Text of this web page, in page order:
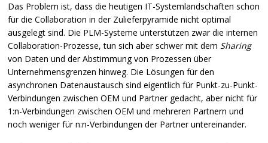
Das Problem ist, dass die heutigen IT-Systemlandschaften schon
für die Collaboration in der Zulieferpyramide nicht optimal
ausgelegt sind. Die PLM-Systeme unterstützen zwar die internen
Collaboration-Prozesse, tun sich aber schwer mit dem Sharing
von Daten und der Abstimmung von Prozessen über
Unternehmensgrenzen hinweg. Die Lösungen für den
asynchronen Datenaustausch sind eigentlich für Punkt-zu-Punkt-
Verbindungen zwischenOEM und Partner gedacht, aber nicht für
1:n-Verbindungen zwischenOEM und mehreren Partnern und
noch weniger für n:n-Verbindungen der Partner untereinander.